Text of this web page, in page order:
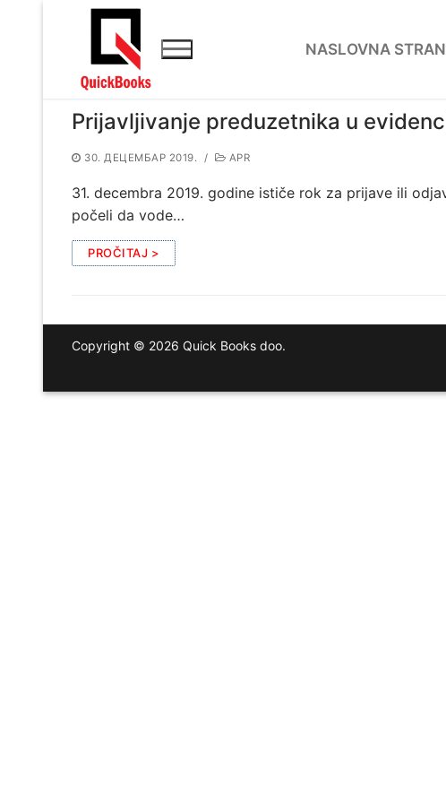
Прескочи
садржаја
NASLOVNA
Prijavljivanje preduzetnika u
30. ДЕЦЕМБАР 2019. / APR
31. decembra 2019. godine ističe rok za prijave ili
počeli da vode…
PROČITAJ >
Copyright © 2026 Quick Books doo.